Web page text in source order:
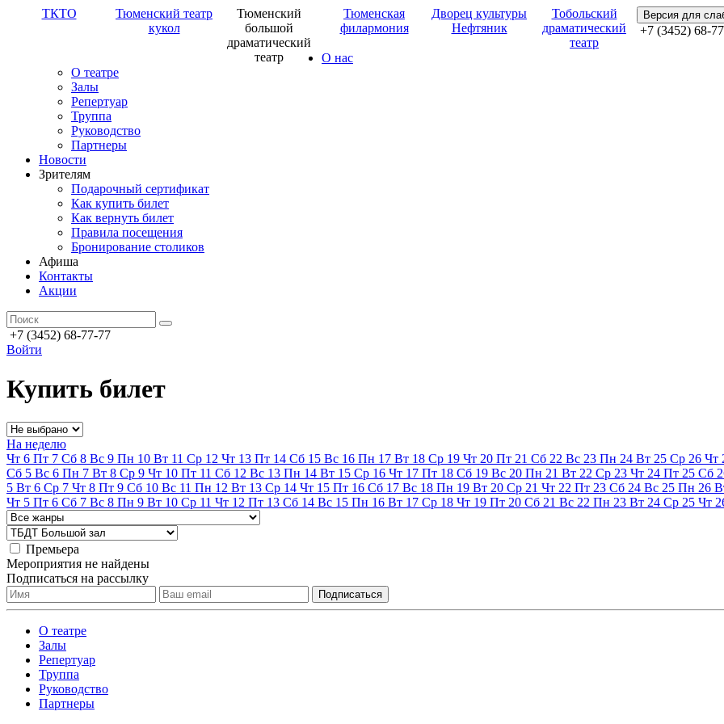
ТКТО
Тюменский театр
кукол
Тюменский
большой
драматический
театр
Тюменская
филармония
Дворец культуры
Нефтяник
Тобольский
драматический
театр
Версия для
+7 (3452) 68-
О нас
О театре
Залы
Репертуар
Труппа
Руководство
Партнеры
Новости
Зрителям
Подарочный сертификат
Как купить билет
Как вернуть билет
Правила посещения
Бронирование столиков
Афиша
Контакты
Акции
+7 (3452) 68-77-77
Войти
Купить билет
На неделю
Чт 6 Пт 7 Сб 8 Вс 9 Пн 10 Вт 11 Ср 12 Чт 13 Пт 14 Сб 15 Вс 16 Пн 17 Вт 18 Ср 19 Чт 20 Пт 21 Сб 22 Вс 23 Пн 24 Вт 25 Ср 26 Чт
Сб 5 Вс 6 Пн 7 Вт 8 Ср 9 Чт 10 Пт 11 Сб 12 Вс 13 Пн 14 Вт 15 Ср 16 Чт 17 Пт 18 Сб 19 Вс 20 Пн 21 Вт 22 Ср 23 Чт 24 Пт 25 Сб
5 Вт 6 Ср 7 Чт 8 Пт 9 Сб 10 Вс 11 Пн 12 Вт 13 Ср 14 Чт 15 Пт 16 Сб 17 Вс 18 Пн 19 Вт 20 Ср 21 Чт 22 Пт 23 Сб 24 Вс 25 Пн 26
Чт 5 Пт 6 Сб 7 Вс 8 Пн 9 Вт 10 Ср 11 Чт 12 Пт 13 Сб 14 Вс 15 Пн 16 Вт 17 Ср 18 Чт 19 Пт 20 Сб 21 Вс 22 Пн 23 Вт 24 Ср 25 Чт
Премьера
Мероприятия не найдены
Подписаться на рассылку
О театре
Залы
Репертуар
Труппа
Руководство
Партнеры